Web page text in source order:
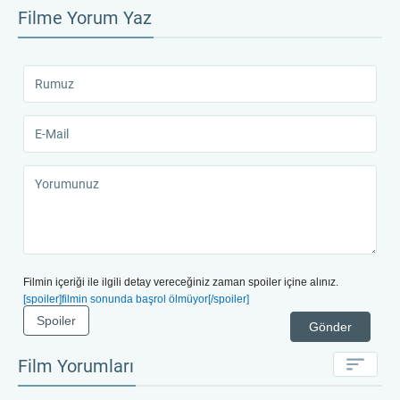
Filme Yorum Yaz
Filmin içeriği ile ilgili detay vereceğiniz zaman spoiler içine alınız.
[spoiler]filmin sonunda başrol ölmüyor[/spoiler]
Gönder
Spoiler
Film Yorumları